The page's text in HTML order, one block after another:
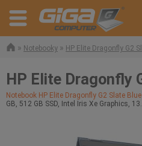
» Notebooky » HP Elite Dragonfly G2
HP Elite Dragonfly
Notebook HP Elite Dragonfly G2 Slate Blue
GB, 512 GB SSD, Intel Iris Xe Graphics,